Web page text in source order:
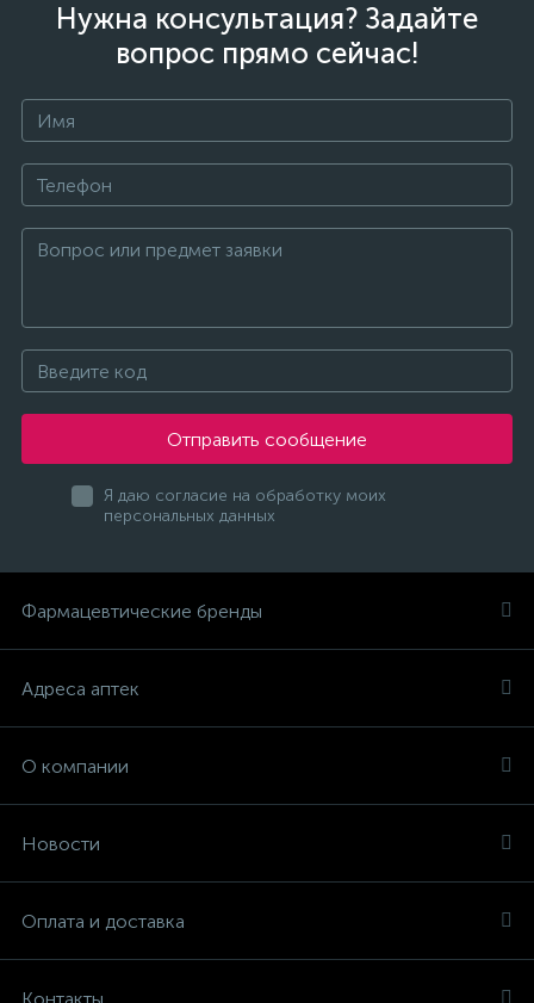
Нужна консультация? Задайте
вопрос прямо сейчас!
Отправить сообщение
Я даю согласие на обработку моих
персональных данных
Фармацевтические бренды
Адреса аптек
О компании
Новости
Оплата и доставка